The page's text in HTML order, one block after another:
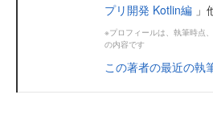
プリ開発 Kotlin編 」
※プロフィールは、執筆時点
の内容です
この著者の最近の執